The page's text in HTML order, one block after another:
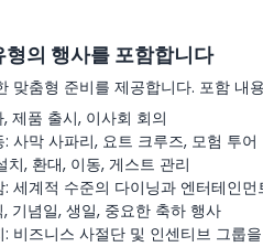
의 행사를 포함합니다
맞춤형 준비를 제공합니다. 포함 내
제품 출시, 이사회 회의
사막 사파리, 요트 크루즈, 모험 투어
, 환대, 이동, 게스트 관리
세계적 수준의 다이닝과 엔터테인
기념일, 생일, 중요한 축하 행사
비즈니스 사절단 및 인센티브 그룹